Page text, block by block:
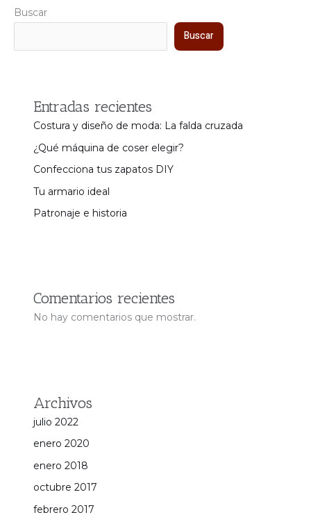
Buscar
Buscar
Entradas recientes
Costura y diseño de moda: La falda cruzada
¿Qué máquina de coser elegir?
Confecciona tus zapatos DIY
Tu armario ideal
Patronaje e historia
Comentarios recientes
No hay comentarios que mostrar.
Archivos
julio 2022
enero 2020
enero 2018
octubre 2017
febrero 2017